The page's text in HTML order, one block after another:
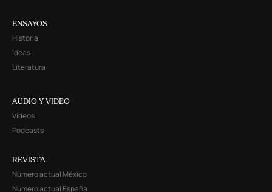
ENSAYOS
Historia
Ideas
Literatura
AUDIO Y VIDEO
Videos
Podcasts
REVISTA
Número actual México
Número actual España